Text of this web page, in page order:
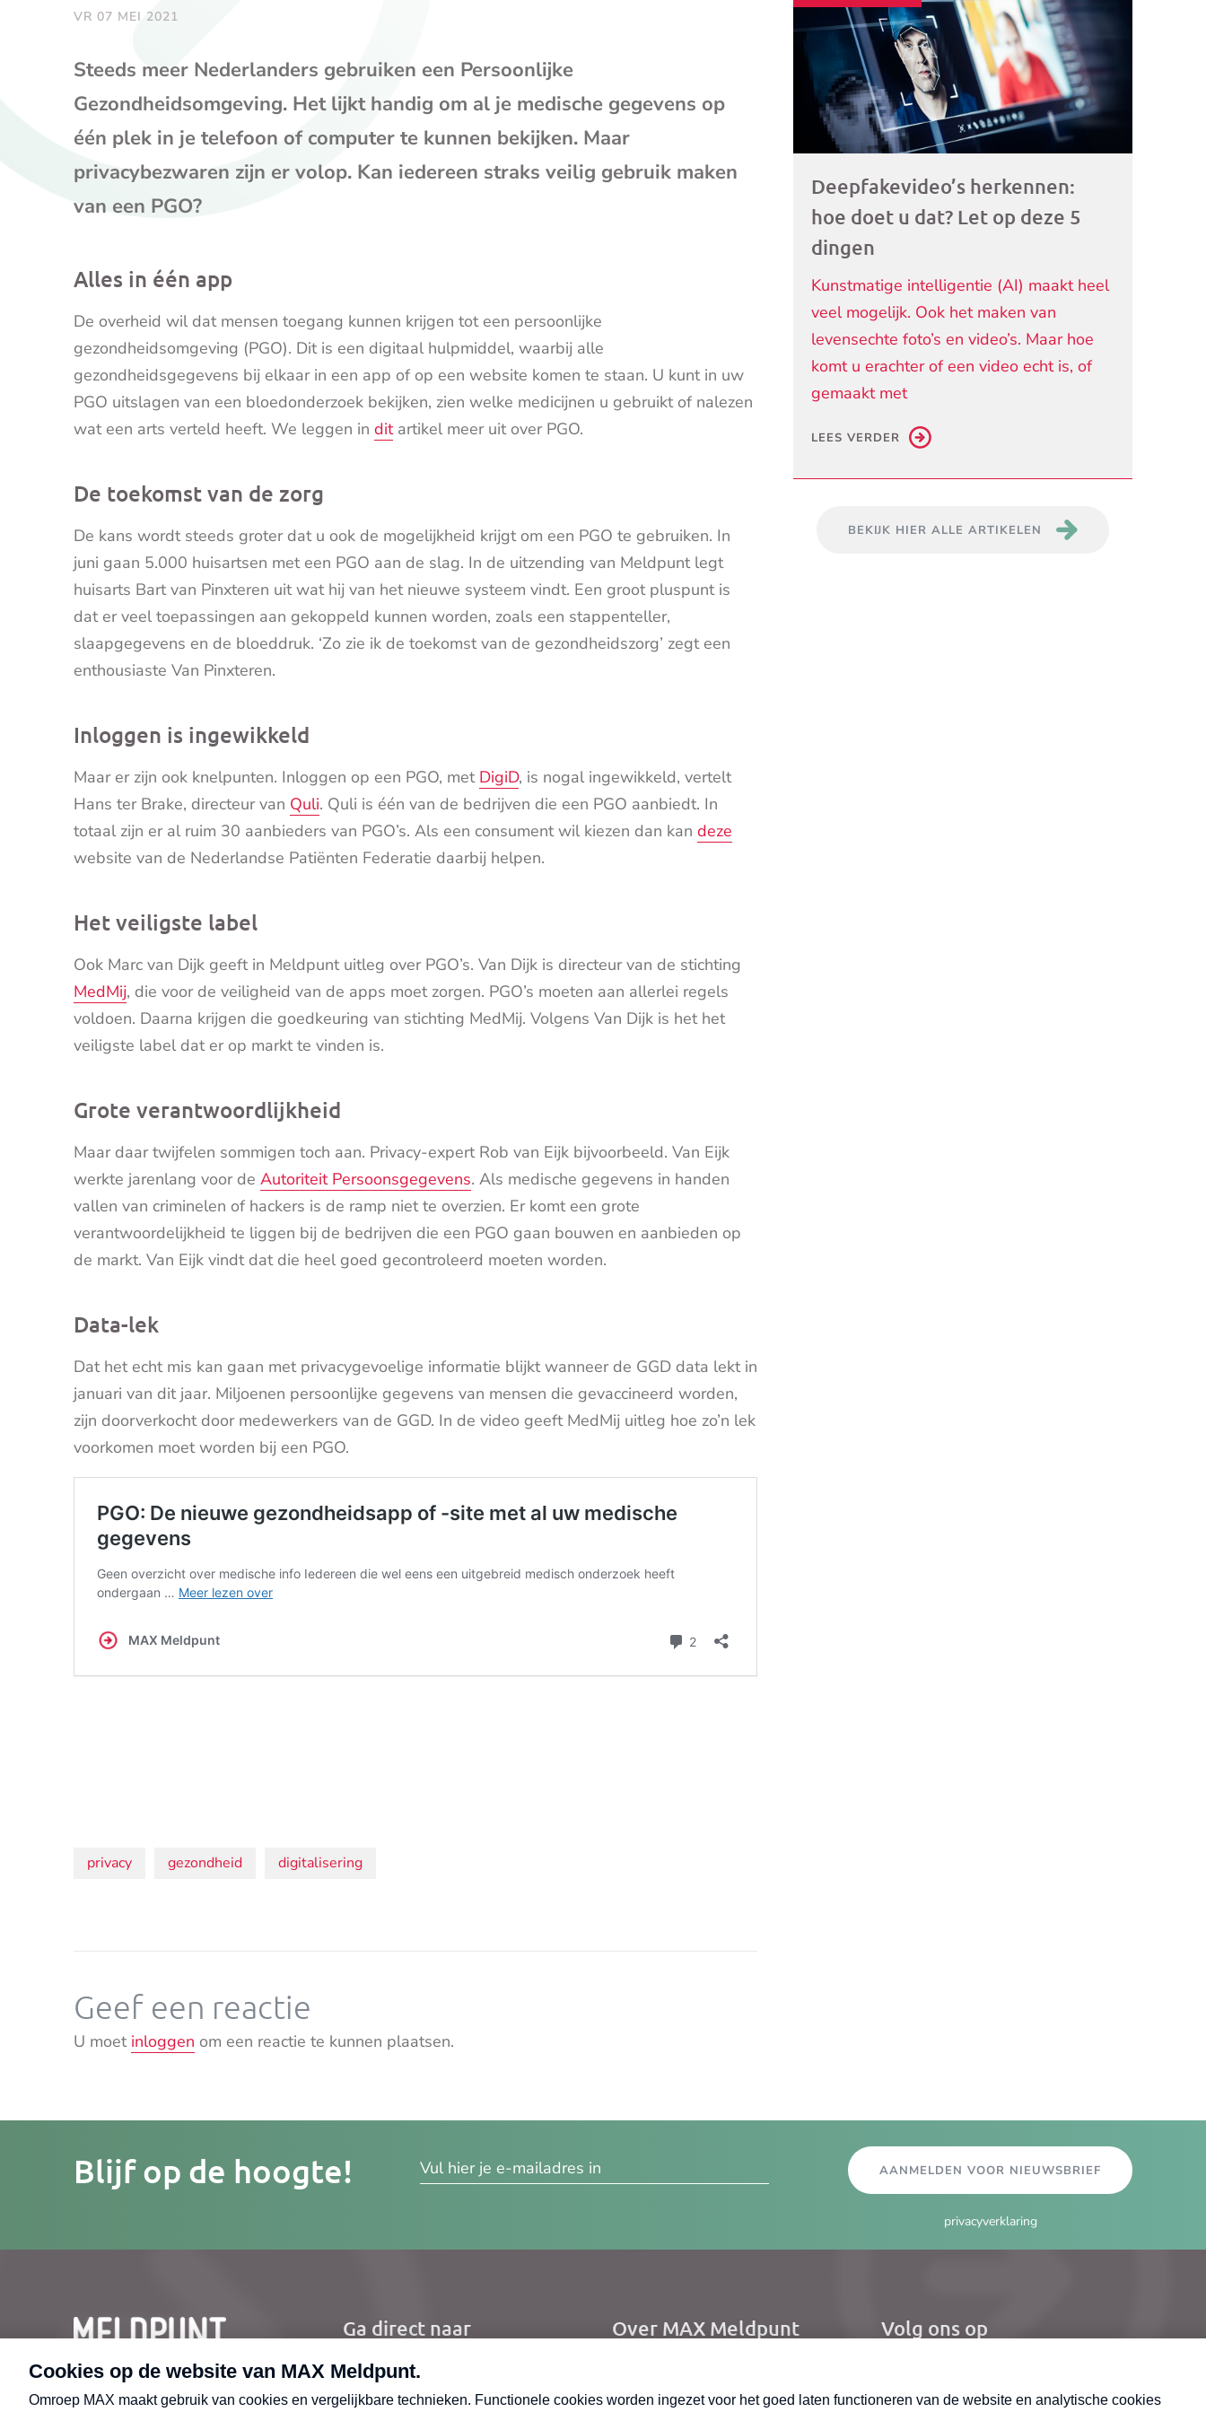
(opent
mailprogramma)
VR 07 MEI 2021
Steeds meer Nederlanders gebruiken een Persoonlijke
Gezondheidsomgeving. Het lijkt handig om al je medische gegevens op
één plek in je telefoon of computer te kunnen bekijken. Maar
privacybezwaren zijn er volop. Kan iedereen straks veilig gebruik maken
van een PGO?
Alles in één app
De overheid wil dat mensen toegang kunnen krijgen tot een persoonlijke
gezondheidsomgeving (PGO). Dit is een digitaal hulpmiddel, waarbij alle
gezondheidsgegevens bij elkaar in een app of op een website komen te staan. U kunt in uw
PGO uitslagen van een bloedonderzoek bekijken, zien welke medicijnen u gebruikt of nalezen
wat een arts verteld heeft. We leggen in ditartikel meer uit over PGO.
De toekomst van de zorg
De kans wordt steeds groter dat u ook de mogelijkheid krijgt om een PGO te gebruiken. In
juni gaan 5.000 huisartsen met een PGO aan de slag. In de uitzending van Meldpunt legt
huisarts Bart van Pinxteren uit wat hij van het nieuwe systeem vindt. Een groot pluspunt is
dat er veel toepassingen aan gekoppeld kunnen worden, zoals een stappenteller,
slaapgegevens en de bloeddruk. ‘Zo zie ik de toekomst van de gezondheidszorg’ zegt een
enthousiaste Van Pinxteren.
Inloggen is ingewikkeld
Maar er zijn ook knelpunten. Inloggen op een PGO, met DigiD, is nogal ingewikkeld, vertelt
Hans ter Brake, directeur van Quli. Quli is één van de bedrijven die een PGO aanbiedt. In
totaal zijn er al ruim 30 aanbieders van PGO’s. Als een consument wil kiezen dan kan deze
website van de Nederlandse Patiënten Federatie daarbij helpen.
Het veiligste label
Ook Marc van Dijk geeft in Meldpunt uitleg over PGO’s. Van Dijk is directeur van de stichting
MedMij, die voor de veiligheid van de apps moet zorgen. PGO’s moeten aan allerlei regels
voldoen. Daarna krijgen die goedkeuring van stichting MedMij. Volgens Van Dijk is het het
veiligste label dat er op markt te vinden is.
Grote verantwoordlijkheid
Maar daar twijfelen sommigen toch aan. Privacy-expert Rob van Eijk bijvoorbeeld. Van Eijk
werkte jarenlang voor de Autoriteit Persoonsgegevens. Als medische gegevens in handen
vallen van criminelen of hackers is de ramp niet te overzien. Er komt een grote
verantwoordelijkheid te liggen bij de bedrijven die een PGO gaan bouwen en aanbieden op
de markt. Van Eijk vindt dat die heel goed gecontroleerd moeten worden.
Data-lek
Dat het echt mis kan gaan met privacygevoelige informatie blijkt wanneer de GGD data lekt in
januari van dit jaar. Miljoenen persoonlijke gegevens van mensen die gevaccineerd worden,
zijn doorverkocht door medewerkers van de GGD. In de video geeft MedMij uitleg hoe zo’n lek
voorkomen moet worden bij een PGO.
Onderwerpen:
privacy gezondheid digitalisering
Geef een reactie
U moet inloggen om een reactie te kunnen plaatsen.
Deepfakevideo’s herkennen:
hoe doet u dat? Let op deze 5
dingen
Kunstmatige intelligentie (AI) maakt heel
veel mogelijk. Ook het maken van
levensechte foto’s en video’s. Maar hoe
komt u erachter of een video echt is, of
gemaakt met
LEES VERDER
BEKIJK HIER ALLE ARTIKELEN
Blijf op de hoogte! AANMELDEN VOOR NIEUWSBRIEF
privacyverklaring
Ga direct naar
Home
Nieuws
Over MAX Meldpunt Volg ons op
X
Nieuwsbrief